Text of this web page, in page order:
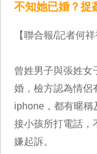
不知她已婚？捉
【聯合報/記者何
曾姓男子與張姓女
婚，檢方認為情侶
iphone，都有暱稱
接小孩所打電話，
嫌起訴。